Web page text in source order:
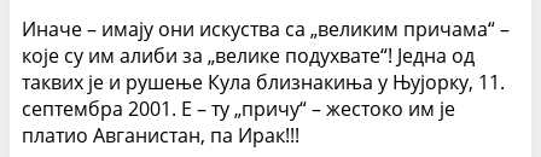
Иначе – имају они искуства са „великим причама“ –
које су им алиби за „велике подухвате“! Једна од
таквих је и рушење Кула близнакиња у Њујорку, 11.
септембра 2001. Е – ту „причу“ – жестоко им је
платио Авганистан, па Ирак!!!